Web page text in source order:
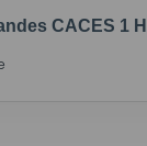
CACES 1